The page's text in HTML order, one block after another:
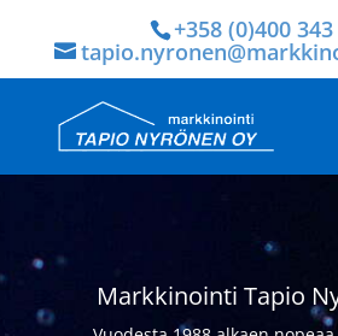
+358 (0)400
Markkinointi Tapio